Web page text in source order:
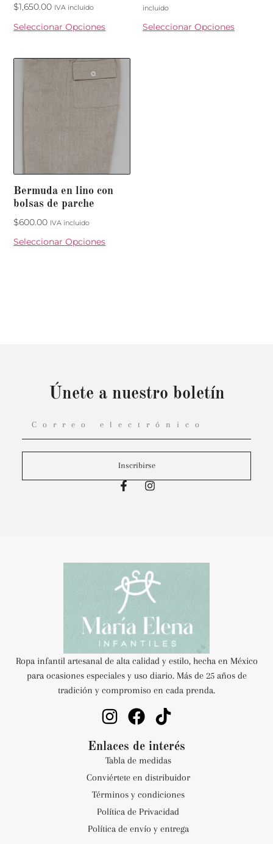
$1,650.00 IVA incluido
Seleccionar Opciones
incluido
Seleccionar Opciones
Bermuda en lino con
bolsas de parche
$600.00 IVA incluido
Seleccionar Opciones
Únete a nuestro boletín
Inscribirse
Ropa infantil artesanal de alta calidad y estilo, hecha en México
para ocasiones especiales y uso diario. Más de 25 años de
tradición y compromiso en cada prenda.
Enlaces de interés
Tabla de medidas
Conviértete en distribuidor
Términos y condiciones
Política de Privacidad
Política de envío y entrega